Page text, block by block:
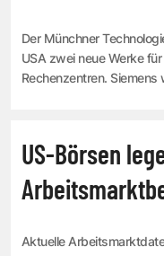
Der Münchner
USA zwei neue Werke
Rechenzentren.
US-Börsen
Aktuelle